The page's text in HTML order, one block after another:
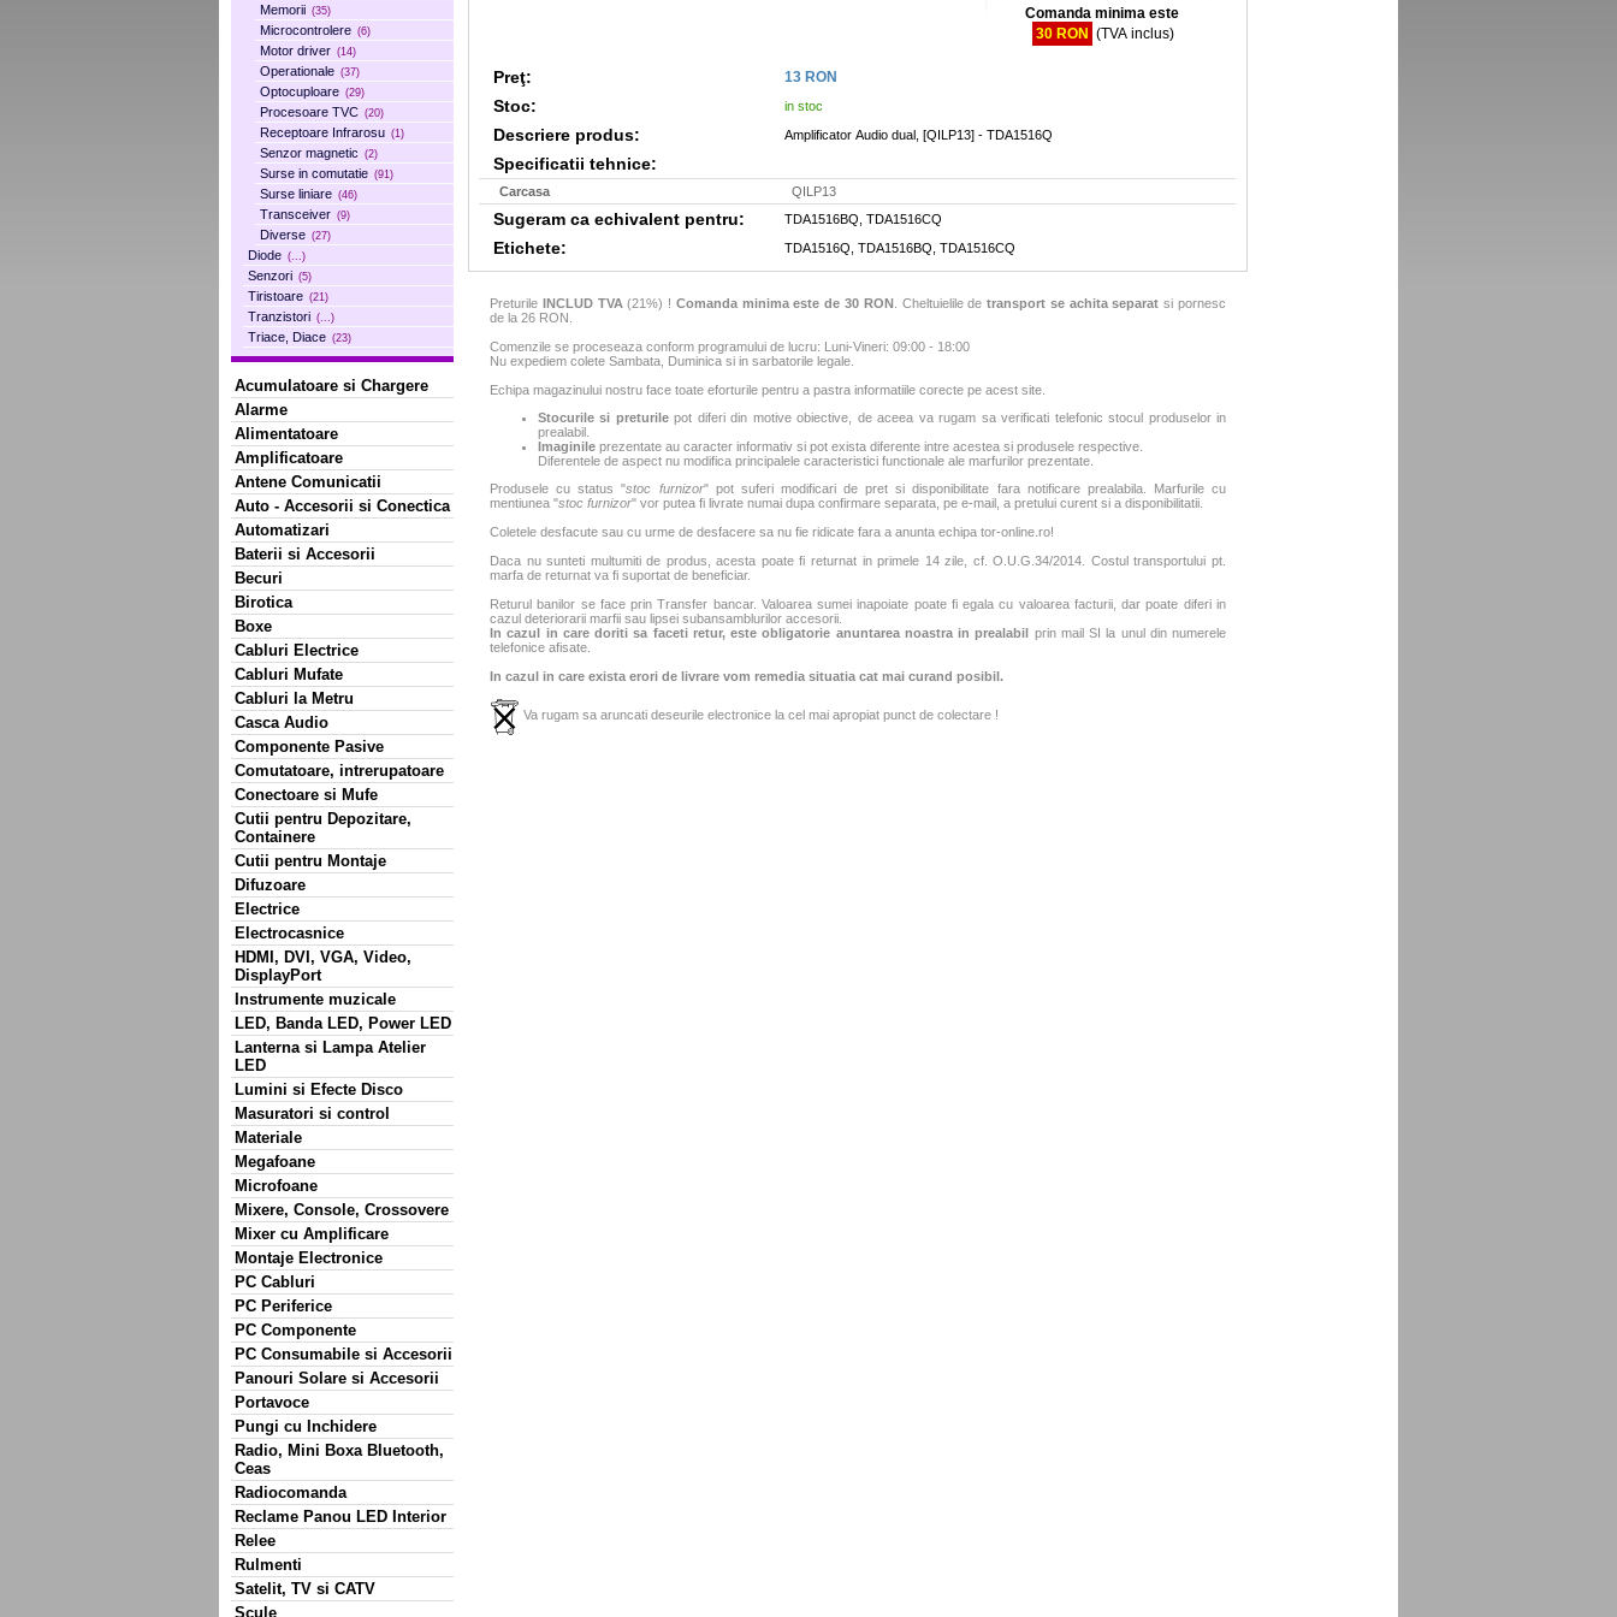
Memorii (35)
Microcontrolere (6)
Motor driver (14)
Operationale (37)
Optocuploare (29)
Procesoare TVC (20)
Receptoare Infrarosu (1)
Senzor magnetic (2)
Surse in comutatie (91)
Surse liniare (46)
Transceiver (9)
Diverse (27)
Diode (...)
Senzori (5)
Tiristoare (21)
Tranzistori (...)
Triace, Diace (23)
Acumulatoare si Chargere
Alarme
Alimentatoare
Amplificatoare
Antene Comunicatii
Auto - Accesorii si Conectica
Automatizari
Baterii si Accesorii
Becuri
Birotica
Boxe
Cabluri Electrice
Cabluri Mufate
Cabluri la Metru
Casca Audio
Componente Pasive
Comutatoare, intrerupatoare
Conectoare si Mufe
Cutii pentru Depozitare,
Containere
Cutii pentru Montaje
Difuzoare
Electrice
Electrocasnice
HDMI, DVI, VGA, Video,
DisplayPort
Instrumente muzicale
LED, Banda LED, Power LED
Lanterna si Lampa Atelier
LED
Lumini si Efecte Disco
Masuratori si control
Materiale
Megafoane
Microfoane
Mixere, Console, Crossovere
Mixer cu Amplificare
Montaje Electronice
PC Cabluri
PC Periferice
PC Componente
PC Consumabile si Accesorii
Panouri Solare si Accesorii
Portavoce
Pungi cu Inchidere
Radio, Mini Boxa Bluetooth,
Ceas
Radiocomanda
Reclame Panou LED Interior
Relee
Rulmenti
Satelit, TV si CATV
Scule
Comanda minima este
30 RON (TVA inclus)
Preţ: 13 RON
Stoc: in stoc
Descriere produs: Amplificator Audio dual, [QILP13] - TDA1516Q
Specificatii tehnice:
Carcasa QILP13
Sugeram ca echivalent pentru: TDA1516BQ, TDA1516CQ
Etichete: TDA1516Q, TDA1516BQ, TDA1516CQ
Preturile INCLUD TVA (21%) ! Comanda minima este de 30 RON. Cheltuielile detransport se achita separat si pornesc
de la 26 RON.
Comenzile se proceseaza conform programului de lucru: Luni-Vineri: 09:00 - 18:00
Nu expediem colete Sambata, Duminica si in sarbatorile legale.
Echipa magazinului nostru face toate eforturile pentru a pastra informatiile corecte pe acest site.
Stocurile si preturilepot diferi din motive obiective, de aceea va rugam sa verificati telefonic stocul produselor in
prealabil.
Imaginile prezentate au caracter informativ si pot exista diferente intre acestea si produsele respective.
Diferentele de aspect nu modifica principalele caracteristici functionale ale marfurilor prezentate.
Produsele cu status "stoc furnizor" pot suferi modificari de pret si disponibilitate fara notificare prealabila. Marfurile cu
mentiunea "stoc furnizor" vor putea fi livrate numai dupa confirmare separata, pe e-mail, a pretului curent si a disponibilitatii.
Coletele desfacute sau cu urme de desfacere sa nu fie ridicate fara a anunta echipa tor-online.ro!
Daca nu sunteti multumiti de produs, acesta poate fi returnat in primele 14 zile, cf. O.U.G.34/2014. Costul transportului pt.
marfa de returnat va fi suportat de beneficiar.
Returul banilor se face prin Transfer bancar. Valoarea sumei inapoiate poate fi egala cu valoarea facturii, dar poate diferi in
cazul deteriorarii marfii sau lipsei subansamblurilor accesorii.
In cazul in care doriti sa faceti retur, este obligatorie anuntarea noastra in prealabil
prin mail SI la unul din numerele
telefonice afisate.
In cazul in care exista erori de livrare vom remedia situatia cat mai curand posibil.
Va rugam sa aruncati deseurile electronice la cel mai apropiat punct de colectare !